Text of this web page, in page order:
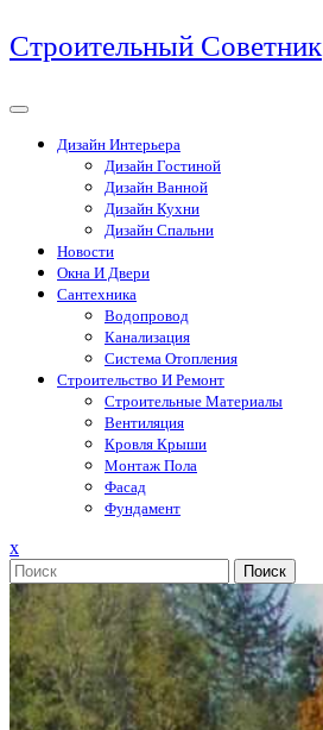
Перейти
к
Строительный Советник
Дизайн Интерьера
Дизайн Гостиной
Дизайн Ванной
Дизайн Кухни
Дизайн Спальни
Новости
Окна И Двери
Сантехника
Водопровод
Канализация
Система Отопления
Строительство И Ремонт
Строительные Материалы
Вентиляция
Кровля Крыши
Монтаж Пола
Фасад
Фундамент
xЗакрыть
меню
Поиск